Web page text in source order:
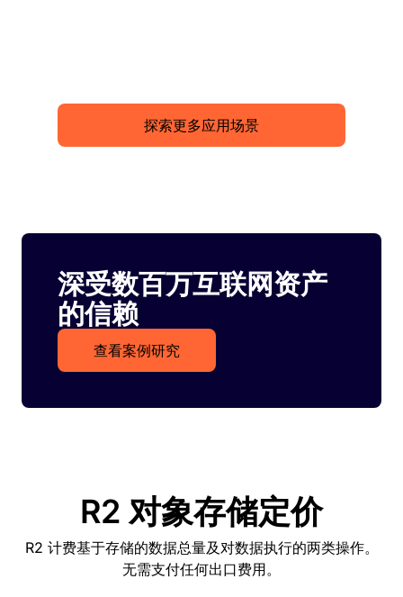
探索更多应用场景
深受数百万互联网资产
的信赖
查看案例研究
R2 对象存储定价
R2 计费基于存储的数据总量及对数据执行的两类操作。
无需支付任何出口费用。